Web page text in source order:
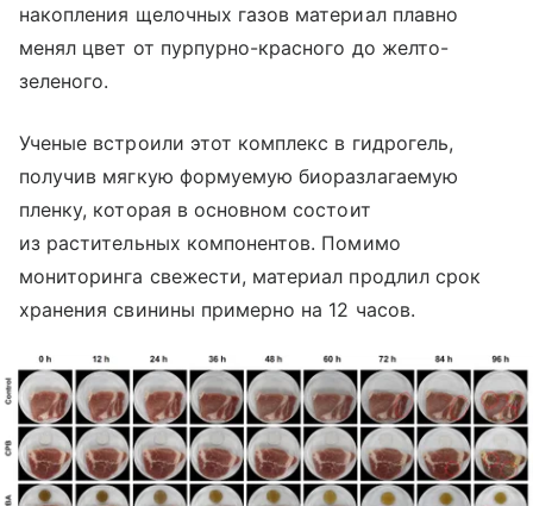
накопления щелочных газов материал плавно
менял цвет от пурпурно-красного до желто-
зеленого.
Ученые встроили этот комплекс в гидрогель,
получив мягкую формуемую биоразлагаемую
пленку, которая в основном состоит
из растительных компонентов. Помимо
мониторинга свежести, материал продлил срок
хранения свинины примерно на 12 часов.